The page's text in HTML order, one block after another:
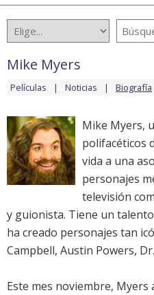
Mike Myers
Películas Noticias Biografía
Mike Myers,
polifacéticos
vida a una
personajes
televisión
y guionista. Tiene un
ha creado personajes tan
Campbell, Austin Powers,
Este mes noviembre,